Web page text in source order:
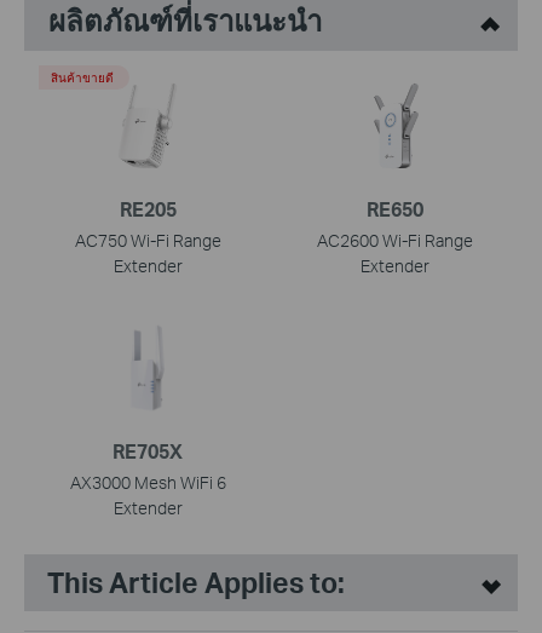
ผลิตภัณฑ์ที่เราแนะนำ
RE205
AC750 Wi-Fi Range
Extender
สินค้าขายดี
RE650
AC2600 Wi-Fi Range
Extender
RE705X
AX3000 Mesh WiFi 6
Extender
This Article Applies to: